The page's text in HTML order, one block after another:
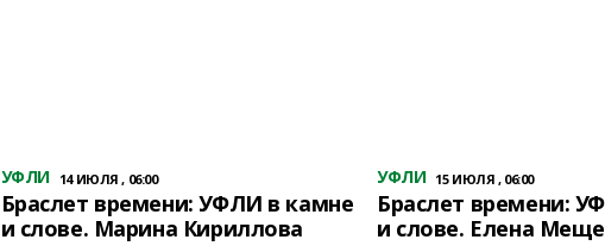
УФЛИ 14 ИЮЛЯ , 06:00
Браслет времени: УФЛИ в камне
и слове. Марина Кириллова
УФЛИ 15 ИЮЛЯ , 06:00
Браслет времени:
и слове. Елена